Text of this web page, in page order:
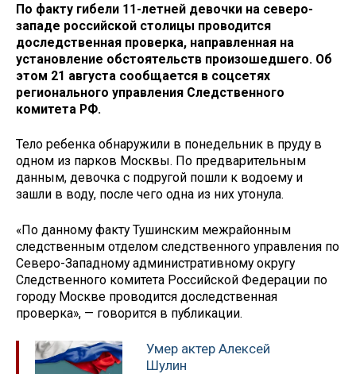
По факту гибели 11-летней девочки на северо-
западе российской столицы проводится
доследственная проверка, направленная на
установление обстоятельств произошедшего. Об
этом 21 августа сообщается в соцсетях
регионального управления Следственного
комитета РФ.
Тело ребенка обнаружили в понедельник в пруду в
одном из парков Москвы. По предварительным
данным, девочка с подругой пошли к водоему и
зашли в воду, после чего одна из них утонула.
«По данному факту Тушинским межрайонным
следственным отделом следственного управления по
Северо-Западному административному округу
Следственного комитета Российской Федерации по
городу Москве проводится доследственная
проверка», — говорится в публикации.
Умер актер Алексей
Шулин